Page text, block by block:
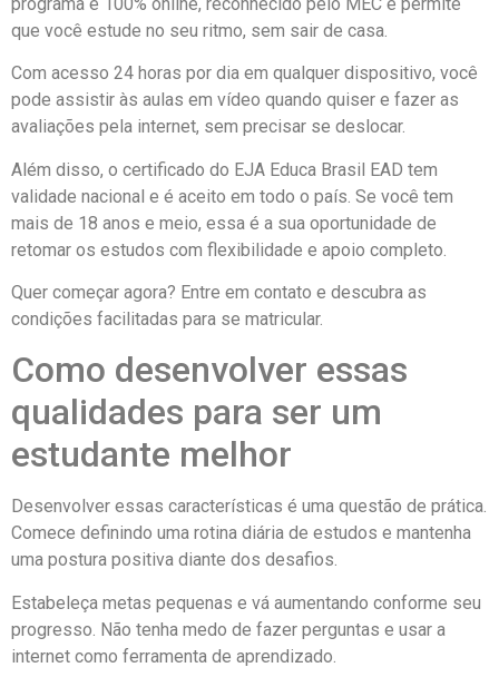
que você estude no seu ritmo, sem sair de casa.
Com acesso 24 horas por dia em qualquer dispositivo, você
pode assistir às aulas em vídeo quando quiser e fazer as
avaliações pela internet, sem precisar se deslocar.
Além disso, o certificado do EJA Educa Brasil EAD tem
validade nacional e é aceito em todo o país. Se você tem
mais de 18 anos e meio, essa é a sua oportunidade de
retomar os estudos com flexibilidade e apoio completo.
Quer começar agora? Entre em contato e descubra as
condições facilitadas para se matricular.
Como desenvolver essas
qualidades para ser um
estudante melhor
Desenvolver essas características é uma questão de prática.
Comece definindo uma rotina diária de estudos e mantenha
uma postura positiva diante dos desafios.
Estabeleça metas pequenas e vá aumentando conforme seu
progresso. Não tenha medo de fazer perguntas e usar a
internet como ferramenta de aprendizado.